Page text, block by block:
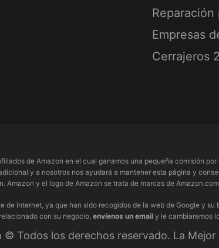
Reparación
Empresas
Cerrajeros
de Amazon en el cual ganamos una pequeña comisión
y a nosotros nos ayudará a mantener esta página y
y el logo de Amazon se trata de marcas de
de internet, ya que han sido recogidos de la web de Google y
con su negocio, envíenos un email y le cambiaremos
Todos los derechos reservado. La